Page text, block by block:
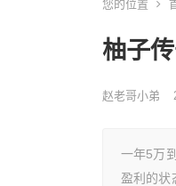
您的位置
柚子
赵老哥小弟
一年5万
盈利的状